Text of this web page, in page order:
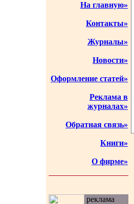
На главную»
Контакты»
Журналы»
Новости»
Оформление статей»
Реклама в
журналах»
Обратная связь»
Книги»
О фирме»
реклама